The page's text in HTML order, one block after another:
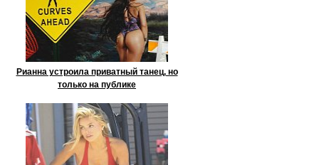
Рианна устроила приватный танец, но
только на публике